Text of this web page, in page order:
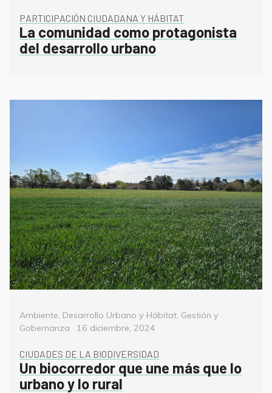
PARTICIPACIÓN CIUDADANA Y HÁBITAT
La comunidad como protagonista
del desarrollo urbano
Categorías
Ambiente Desarrollo Urbano y Hábitat Gestión y
Gobernanza
Posted
16 diciembre, 2024
CIUDADES DE LA BIODIVERSIDAD
Un biocorredor que une más que lo
urbano y lo rural